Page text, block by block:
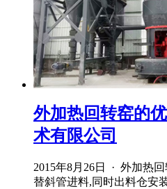
外加热回转窑的
术有限公司
2015年8月26日 · 外加热
替斜管进料,同时出料仓安